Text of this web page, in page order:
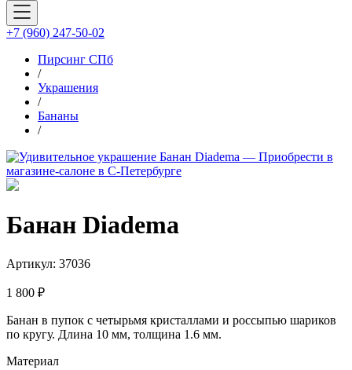
+7 (960) 247-50-02
Пирсинг СПб
/
Украшения
/
Бананы
/
Банан Diadema
Артикул: 37036
1 800 ₽
Банан в пупок с четырьмя кристаллами и россыпью шариков
по кругу. Длина 10 мм, толщина 1.6 мм.
Материал